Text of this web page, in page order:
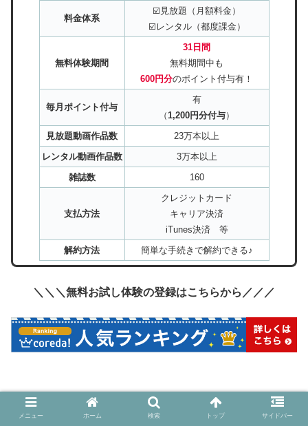
料金体系
☑️見放題（月額料金）
☑️レンタル（都度課金）
無料体験期間
31日間
無料期間中も
600円分のポイント付与有！
毎月ポイント付与
有
（ 1,200円分付与）
見放題動画作品数
23万本以上
レンタル動画作品数
3万本以上
雑誌数
160
支払方法
クレジットカード
キャリア決済
iTunes決済 等
解約方法
簡単な手続きで解約できる♪
＼＼＼無料お試し体験の登録はこちらから／／／
無料トライアルの登録方法等については、以下の記事も参
考になればうれしいです。
メニュー ホーム 検索 トップ サイドバー